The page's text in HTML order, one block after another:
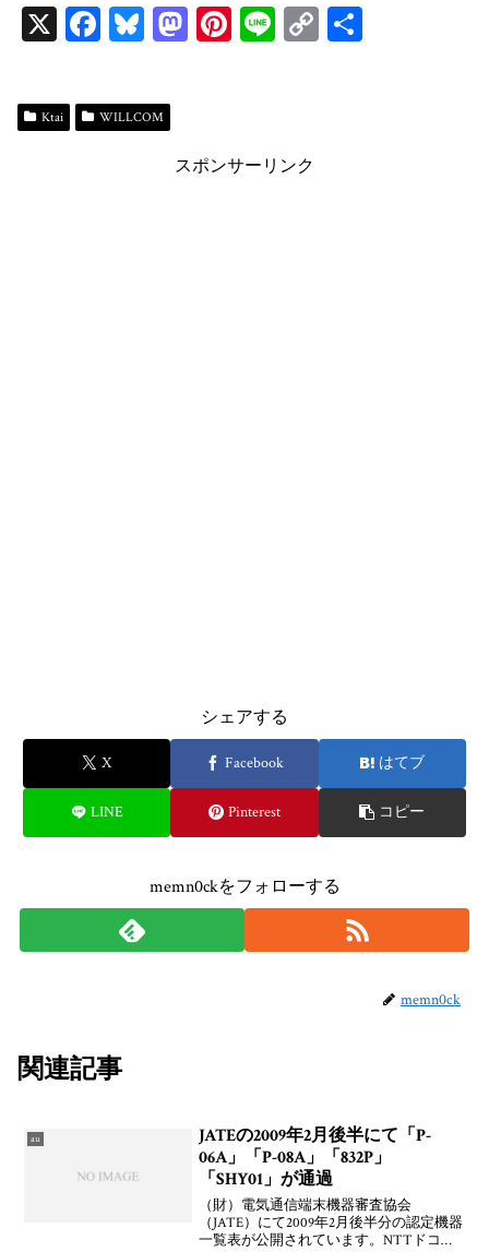
X Fa
bo
ok
Bl
sk
y
M
n
Pi
t
Li C
Ktai WILLCOM
スポンサーリンク
シェアする
X Facebook はてブ
LINE Pinterest コピー
memn0ckをフォローする
memn0ck
関連記事
au
JATEの2009年2月後半にて「P-
06A」「P-08A」「832P」
「SHY01」が通過
（財）電気通信端末機器審査協会
（JATE）にて2009年2月後半分の認定機器
一覧表が公開されています。NTTドコモ